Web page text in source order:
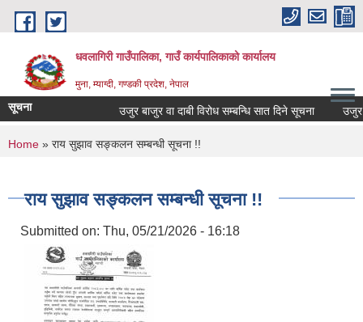
Skip to main content
धवलागिरी गाउँपालिका, गाउँ कार्यपालिकाको कार्यालय
मुना, म्याग्दी, गण्डकी प्रदेश, नेपाल
सूचना उजुर बाजुर वा दाबी विरोध सम्बन्धि सात दिने सूचना उजुर
You are here
Home » राय सुझाव सङ्कलन सम्बन्धी सूचना !!
राय सुझाव सङ्कलन सम्बन्धी सूचना !!
Submitted on: Thu, 05/21/2026 - 16:18